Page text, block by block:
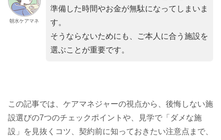
朝水ケアマネ
準備した時間やお金が無駄になってしまいま
す。
そうならないためにも、ご本人に合う施設を
選ぶことが重要です。
この記事では、ケアマネジャーの視点から、後悔しない施
設選びの7つのチェックポイントや、見学で「ダメな施
設」を見抜くコツ、契約前に知っておきたい注意点まで、